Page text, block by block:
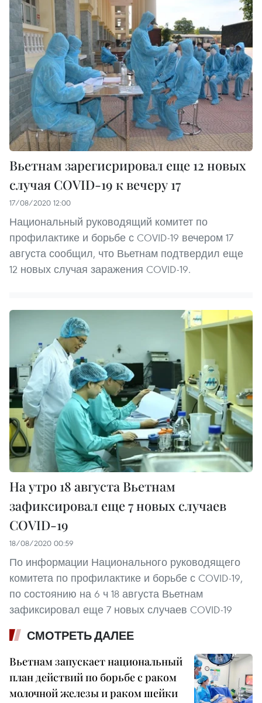
Вьетнам зарегисрировал еще 12 новых
случая COVID-19 к вечеру 17
17/08/2020 12:00
Национальный руководящий комитет по
профилактике и борьбе с COVID-19 вечером 17
августа сообщил, что Вьетнам подтвердил еще
12 новых случая заражения COVID-19.
На утро 18 августа Вьетнам
зафиксировал еще 7 новых случаев
COVID-19
18/08/2020 00:59
По информации Национального руководящего
комитета по профилактике и борьбе с COVID-19,
по состоянию на 6 ч 18 августа Вьетнам
зафиксировал еще 7 новых случаев COVID-19
СМОТРЕТЬ ДАЛЕЕ
Вьетнам запускает национальный
план действий по борьбе с раком
молочной железы и раком шейки